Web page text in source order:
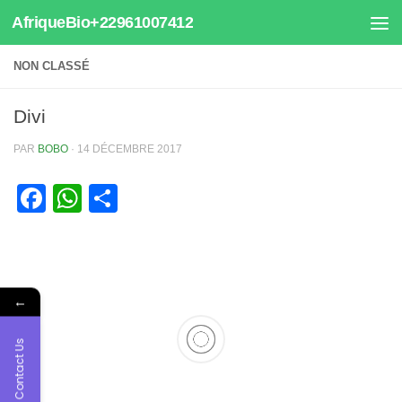
Au dessous du contenu
AfriqueBio+22961007412
NON CLASSÉ
Divi
PAR BOBO · 14 DÉCEMBRE 2017
Facebook
WhatsApp
←
Contact Us